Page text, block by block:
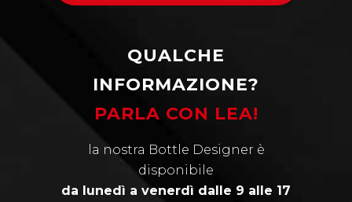
QUALCHE
INFORMAZIONE?
PARLA CON LEA!
la nostra Bottle Designer è
disponibile
da lunedì a venerdì dalle 9 alle 17